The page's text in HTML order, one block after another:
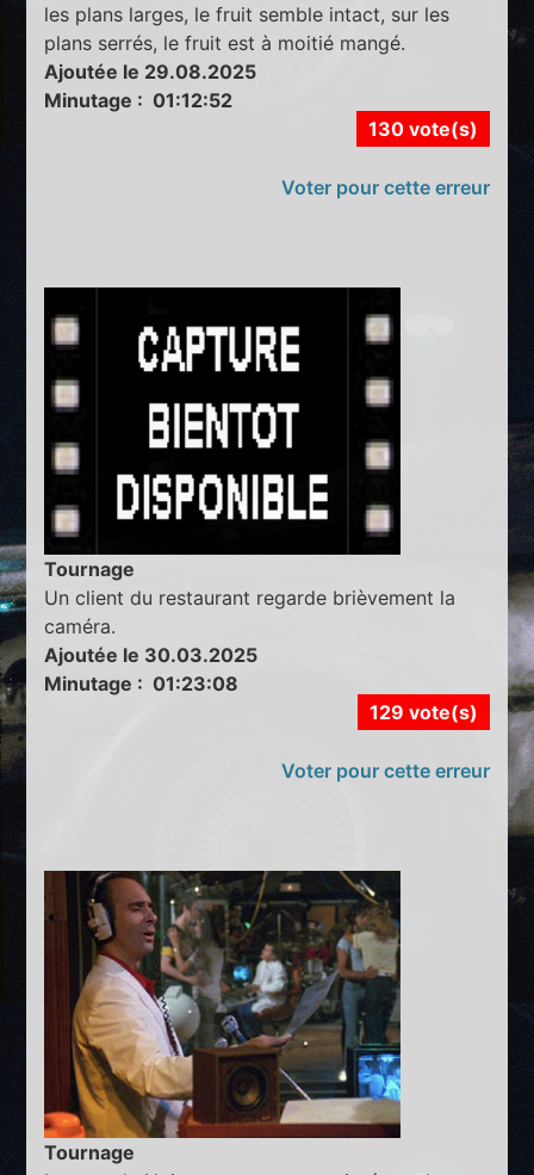
les plans larges, le fruit semble intact, sur les
plans serrés, le fruit est à moitié mangé.
Ajoutée le 29.08.2025
Minutage : 01:12:52
130 vote(s)
Voter pour cette erreur
Tournage
Un client du restaurant regarde brièvement la
caméra.
Ajoutée le 30.03.2025
Minutage : 01:23:08
129 vote(s)
Voter pour cette erreur
Tournage